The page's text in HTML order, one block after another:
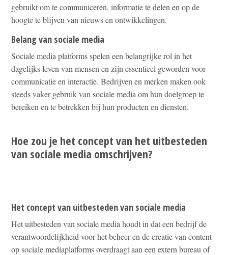
gebruikt om te communiceren, informatie te delen en op de
hoogte te blijven van nieuws en ontwikkelingen.
Belang van sociale media
Sociale media platforms spelen een belangrijke rol in het
dagelijks leven van mensen en zijn essentieel geworden voor
communicatie en interactie. Bedrijven en merken maken ook
steeds vaker gebruik van sociale media om hun doelgroep te
bereiken en te betrekken bij hun producten en diensten.
Hoe zou je het concept van het uitbesteden
van sociale media omschrijven?
Het concept van uitbesteden van sociale media
Het uitbesteden van sociale media houdt in dat een bedrijf de
verantwoordelijkheid voor het beheer en de creatie van content
op sociale mediaplatforms overdraagt aan een extern bureau of